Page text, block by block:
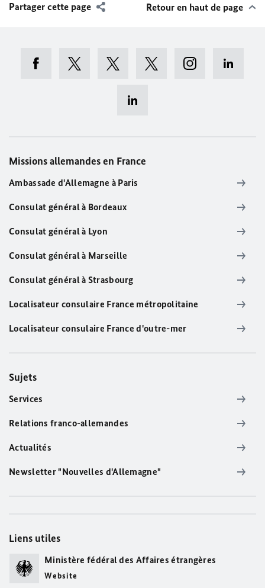
Partager cette page Retour en haut de page
Missions allemandes en France
Ambassade d'Allemagne à Paris
Consulat général à Bordeaux
Consulat général à Lyon
Consulat général à Marseille
Consulat général à Strasbourg
Localisateur consulaire France métropolitaine
Localisateur consulaire France d'outre-mer
Sujets
Services
Relations franco-allemandes
Actualités
Newsletter "Nouvelles d'Allemagne"
Liens utiles
Ministère fédéral des Affaires étrangères
Website